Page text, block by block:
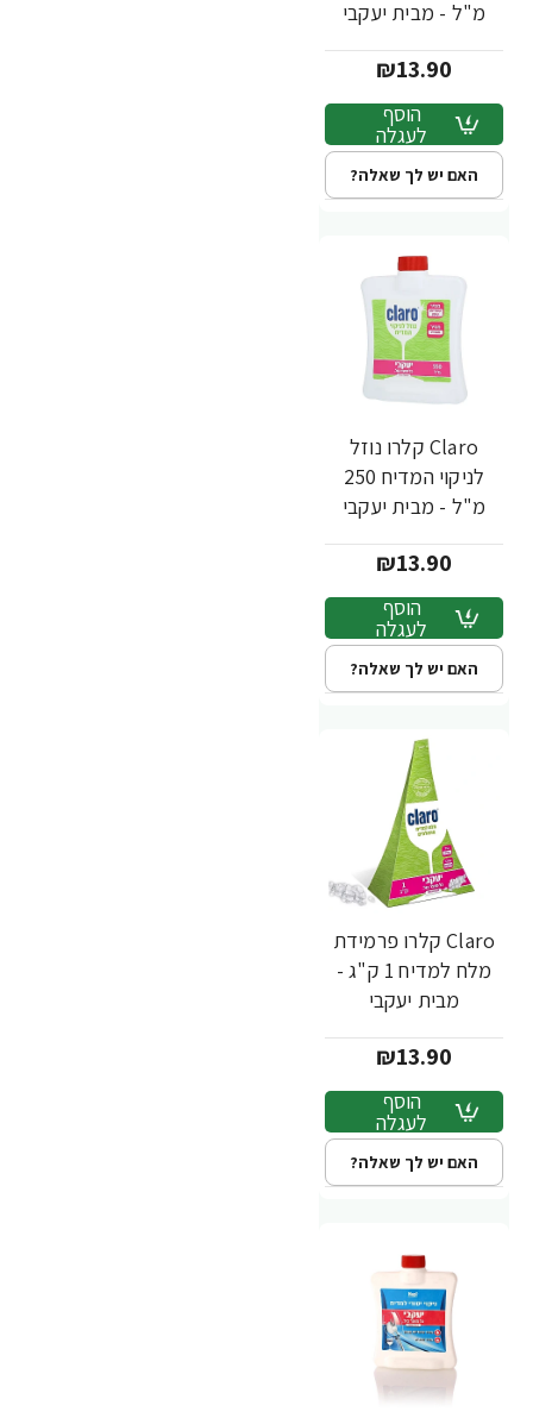
מ"ל - מבית יעקבי
₪13.90
הוסף
לעגלה
האם יש לך שאלה?
Claro קלרו נוזל
לניקוי המדיח 250
מ"ל - מבית יעקבי
₪13.90
הוסף
לעגלה
האם יש לך שאלה?
Claro קלרו פרמידת
מלח למדיח 1 ק"ג -
מבית יעקבי
₪13.90
הוסף
לעגלה
האם יש לך שאלה?